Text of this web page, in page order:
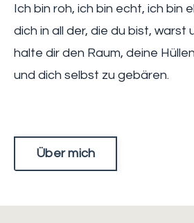
Ich bin roh, ich bin echt, ich bin
dich in all der, die du bist, warst
halte dir den Raum, deine
und dich selbst zu gebären.
Über mich